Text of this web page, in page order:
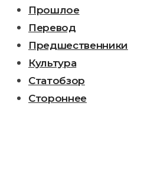
Прошлое
Перевод
Предшественники
Культура
Статобзор
Стороннее